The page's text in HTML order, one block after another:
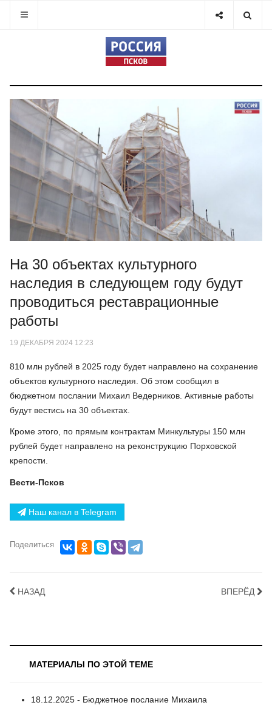
На 30 объектах культурного
наследия в следующем году будут
проводиться реставрационные
работы
19 ДЕКАБРЯ 2024 12:23
810 млн рублей в 2025 году будет направлено на сохранение
объектов культурного наследия. Об этом сообщил в
бюджетном послании Михаил Ведерников. Активные работы
будут вестись на 30 объектах.
Кроме этого, по прямым контрактам Минкультуры 150 млн
рублей будет направлено на реконструкцию Порховской
крепости.
Вести-Псков
Наш канал в Telegram
Поделиться
НАЗАД ВПЕРЁД
МАТЕРИАЛЫ ПО ЭТОЙ ТЕМЕ
18.12.2025 - Бюджетное послание Михаила